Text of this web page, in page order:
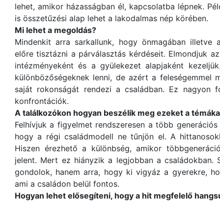
lehet, amikor házasságban él, kapcsolatba lépnek.
is összetűzési alap lehet a lakodalmas nép körében.
Mi lehet a megoldás?
Mindenkit arra sarkallunk, hogy önmagában illetve
előre tisztázni a párválasztás kérdéseit. Elmondjuk
intézményeként és a gyülekezet alapjaként
különbözőségeknek lenni, de azért a feleségemmel
saját rokonságát rendezi a családban. Ez nagyon
konfrontációk.
A találkozókon hogyan beszélik meg ezeket a
Felhívjuk a figyelmet rendszeresen a több
hogy a régi családmodell ne tűnjön el. A
Hiszen érezhető a különbség, amikor
jelent. Mert ez hiányzik a legjobban a családokban.
gondolok, hanem arra, hogy ki vigyáz a gyerekre,
ami a családon belül fontos.
Hogyan lehet elősegíteni, hogy a hit megfelelő